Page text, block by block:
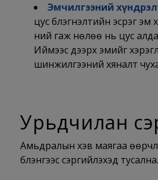
Эмчилгээний
цус бүлэгнэлтийн эсрэг эм
үүний гаж нөлөө нь цус
Иймээс дээрх эмийг
шинжилгээний хяналт
Урьдчилан
Амьдралын хэв маягаа
бүлэнгээс сэргийлэхэд тусална.